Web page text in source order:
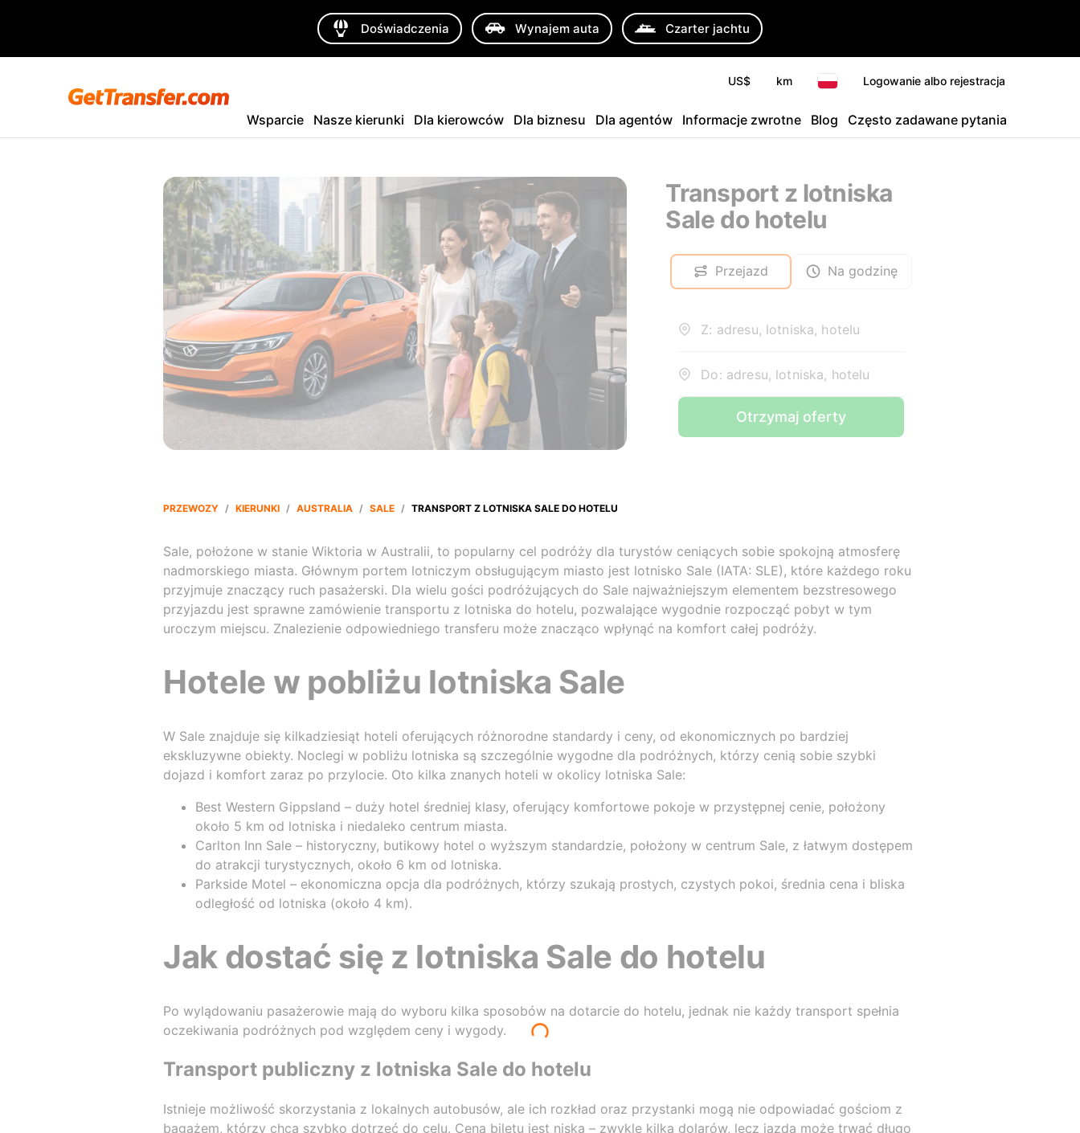
Doświadczenia Wynajem auta Czarter jachtu
US$ km Logowanie albo rejestracja
Wsparcie Nasze kierunki Dla kierowców Dla biznesu Dla agentów Informacje zwrotne Blog Często zadawane pytania
Transport z lotniska
Sale do hotelu
Przejazd Na godzinę
Z: adresu, lotniska, hotelu
Do: adresu, lotniska, hotelu
Otrzymaj oferty
PRZEWOZY / KIERUNKI / AUSTRALIA / SALE / TRANSPORT Z LOTNISKA SALE DO HOTELU
Sale, położone w stanie Wiktoria w Australii, to popularny cel podróży dla turystów ceniących sobie spokojną atmosferę
nadmorskiego miasta. Głównym portem lotniczym obsługującym miasto jest lotnisko Sale (IATA: SLE), które każdego roku
przyjmuje znaczący ruch pasażerski. Dla wielu gości podróżujących do Sale najważniejszym elementem bezstresowego
przyjazdu jest sprawne zamówienie transportu z lotniska do hotelu, pozwalające wygodnie rozpocząć pobyt w tym
uroczym miejscu. Znalezienie odpowiedniego transferu może znacząco wpłynąć na komfort całej podróży.
Hotele w pobliżu lotniska Sale
W Sale znajduje się kilkadziesiąt hoteli oferujących różnorodne standardy i ceny, od ekonomicznych po bardziej
ekskluzywne obiekty. Noclegi w pobliżu lotniska są szczególnie wygodne dla podróżnych, którzy cenią sobie szybki
dojazd i komfort zaraz po przylocie. Oto kilka znanych hoteli w okolicy lotniska Sale:
Best Western Gippsland – duży hotel średniej klasy, oferujący komfortowe pokoje w przystępnej cenie, położony
około 5 km od lotniska i niedaleko centrum miasta.
Carlton Inn Sale – historyczny, butikowy hotel o wyższym standardzie, położony w centrum Sale, z łatwym dostępem
do atrakcji turystycznych, około 6 km od lotniska.
Parkside Motel – ekonomiczna opcja dla podróżnych, którzy szukają prostych, czystych pokoi, średnia cena i bliska
odległość od lotniska (około 4 km).
Jak dostać się z lotniska Sale do hotelu
Po wylądowaniu pasażerowie mają do wyboru kilka sposobów na dotarcie do hotelu, jednak nie każdy transport spełnia
oczekiwania podróżnych pod względem ceny i wygody.
Transport publiczny z lotniska Sale do hotelu
Istnieje możliwość skorzystania z lokalnych autobusów, ale ich rozkład oraz przystanki mogą nie odpowiadać gościom z
bagażem, którzy chcą szybko dotrzeć do celu. Cena biletu jest niska – zwykle kilka dolarów, lecz jazda może trwać długo